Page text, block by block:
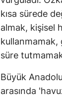
kısa sürede
almak, kişisel
kullanmamak,
süre
Büyük
arasında